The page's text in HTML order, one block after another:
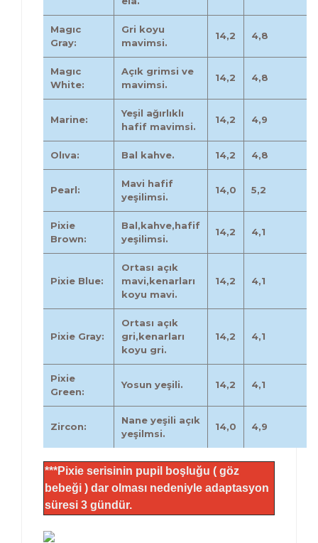
Magıc
Gray:
Gri koyu
mavimsi.
14,2 4,8
Magıc
White:
Açık grimsi ve
mavimsi.
14,2 4,8
Marine:
Yeşil ağırlıklı
hafif mavimsi.
14,2 4,9
Olıva: Bal kahve. 14,2 4,8
Pearl:
Mavi hafif
yeşilimsi.
14,0 5,2
Pixie
Brown:
Bal,kahve,hafif
yeşilimsi.
14,2 4,1
Pixie Blue:
Ortası açık
mavi,kenarları
koyu mavi.
14,2 4,1
Pixie Gray:
Ortası açık
gri,kenarları
koyu gri.
14,2 4,1
Pixie
Green:
Yosun yeşili. 14,2 4,1
Zircon:
Nane yeşili açık
yeşilmsi.
14,0 4,9
***Pixie serisinin pupil boşluğu ( göz
bebeği ) dar olması nedeniyle adaptasyon
süresi 3 gündür.